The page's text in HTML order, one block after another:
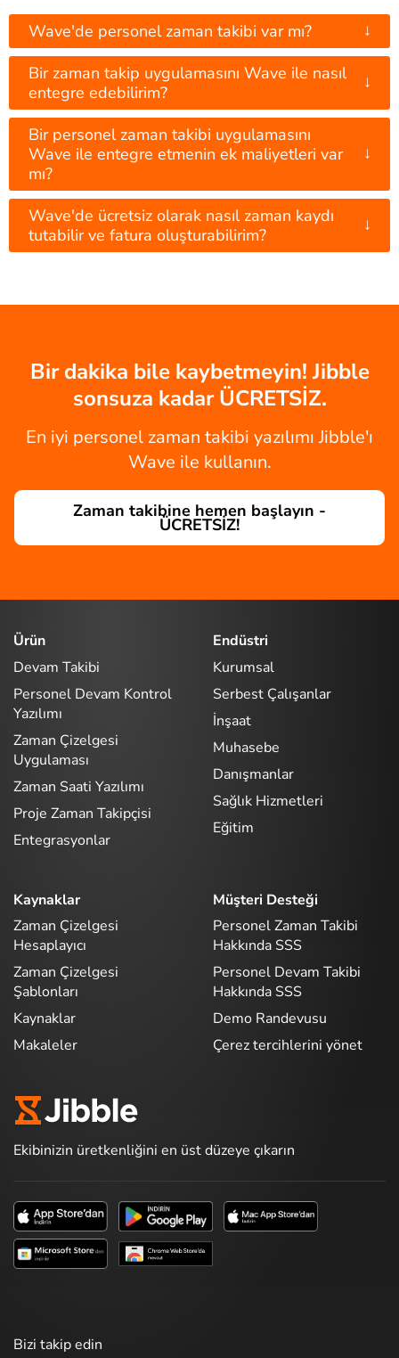
Wave'de personel zaman takibi var mı? ↓
Bir zaman takip uygulamasını Wave ile nasıl
entegre edebilirim?
↓
Bir personel zaman takibi uygulamasını
Wave ile entegre etmenin ek maliyetleri var
mı?
↓
Wave'de ücretsiz olarak nasıl zaman kaydı
tutabilir ve fatura oluşturabilirim?
↓
Bir dakika bile kaybetmeyin! Jibble
sonsuza kadar ÜCRETSİZ.
En iyi personel zaman takibi yazılımı Jibble'ı
Wave ile kullanın.
Zaman takibine hemen başlayın -
ÜCRETSİZ!
Ürün
Devam Takibi
Personel Devam Kontrol
Yazılımı
Zaman Çizelgesi
Uygulaması
Zaman Saati Yazılımı
Proje Zaman Takipçisi
Entegrasyonlar
Endüstri
Kurumsal
Serbest Çalışanlar
İnşaat
Muhasebe
Danışmanlar
Sağlık Hizmetleri
Eğitim
Kaynaklar
Zaman Çizelgesi
Hesaplayıcı
Zaman Çizelgesi
Şablonları
Kaynaklar
Makaleler
Müşteri Desteği
Personel Zaman Takibi
Hakkında SSS
Personel Devam Takibi
Hakkında SSS
Demo Randevusu
Çerez tercihlerini yönet
Ekibinizin üretkenliğini en üst düzeye çıkarın
Bizi takip edin